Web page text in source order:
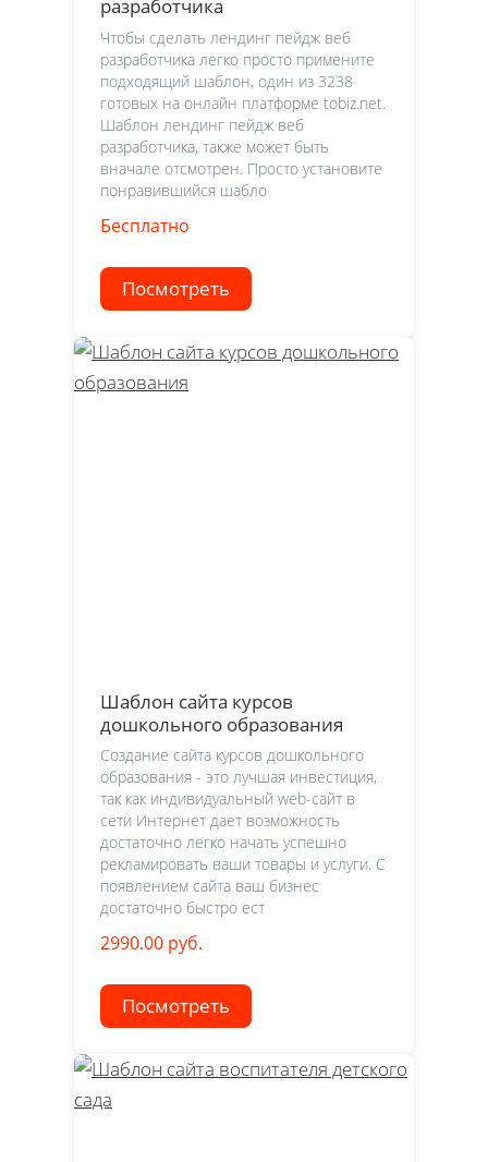
разработчика
Чтобы сделать лендинг пейдж веб
разработчика легко просто примените
подходящий шаблон, один из 3238
готовых на онлайн платформе tobiz.net.
Шаблон лендинг пейдж веб
разработчика, также может быть
вначале отсмотрен. Просто установите
понравившийся шабло
Бесплатно
Посмотреть
Шаблон сайта курсов
дошкольного образования
Создание сайта курсов дошкольного
образования - это лучшая инвестиция,
так как индивидуальный web-сайт в
сети Интернет дает возможность
достаточно легко начать успешно
рекламировать ваши товары и услуги. С
появлением сайта ваш бизнес
достаточно быстро ест
2990.00 руб.
Посмотреть